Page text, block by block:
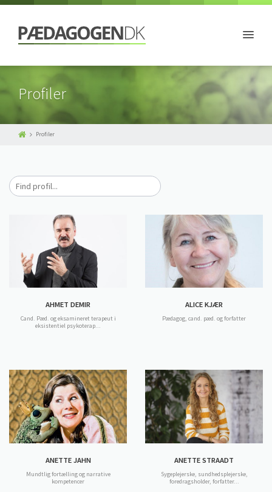
Profiler
Profiler
AHMET DEMIR
Cand. Pæd. og eksamineret terapeut i
eksistentiel psykoterap...
ALICE KJÆR
Pædagog, cand. pæd. og forfatter
ANETTE JAHN
Mundtlig fortælling og narrative
kompetencer
ANETTE STRAADT
Sygeplejerske, sundhedsplejerske,
foredragsholder, forfatter...